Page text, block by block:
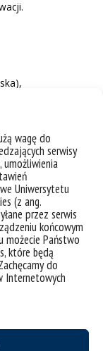
wagę do
serwisy
umożliwienia
Uniwersytetu
(z ang.
przez serwis
końcowym
możecie Państwo
które będą
do
Internetowych
Skopje
(Polska),